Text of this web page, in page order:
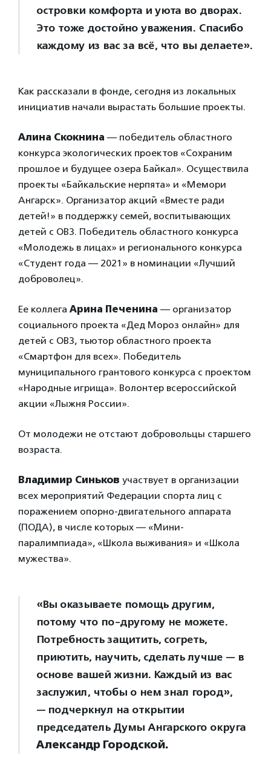
островки комфорта и уюта во дворах.
Это тоже достойно уважения. Спасибо
каждому из вас за всё, что вы делаете».
Как рассказали в фонде, сегодня из локальных
инициатив начали вырастать большие проекты.
Алина Скокнина — победитель областного
конкурса экологических проектов «Сохраним
прошлое и будущее озера Байкал». Осуществила
проекты «Байкальские нерпята» и «Мемори
Ангарск». Организатор акций «Вместе ради
детей!» в поддержку семей, воспитывающих
детей с ОВЗ. Победитель областного конкурса
«Молодежь в лицах» и регионального конкурса
«Студент года — 2021» в номинации «Лучший
доброволец».
Ее коллега Арина Печенина — организатор
социального проекта «Дед Мороз онлайн» для
детей с ОВЗ, тьютор областного проекта
«Смартфон для всех». Победитель
муниципального грантового конкурса с проектом
«Народные игрища». Волонтер всероссийской
акции «Лыжня России».
От молодежи не отстают добровольцы старшего
возраста.
Владимир Синьков участвует в организации
всех мероприятий Федерации спорта лиц с
поражением опорно-двигательного аппарата
(ПОДА), в числе которых — «Мини-
паралимпиада», «Школа выживания» и «Школа
мужества».
«Вы оказываете помощь другим,
потому что по-другому не можете.
Потребность защитить, согреть,
приютить, научить, сделать лучше — в
основе вашей жизни. Каждый из вас
заслужил, чтобы о нем знал город»,
— подчеркнул на открытии
председатель Думы Ангарского округа
Александр Городской.